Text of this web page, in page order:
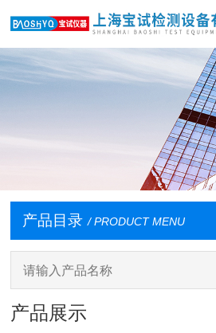
产品目录 / PRODUCT MENU
产品展示